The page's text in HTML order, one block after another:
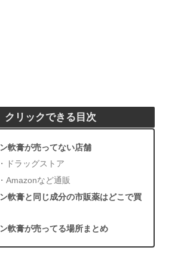
クリックできる目次
軟膏が売ってない店舗
ドラッグストア
Amazonなど通販
軟膏と同じ成分の市販薬はどこで買
軟膏が売ってる場所まとめ